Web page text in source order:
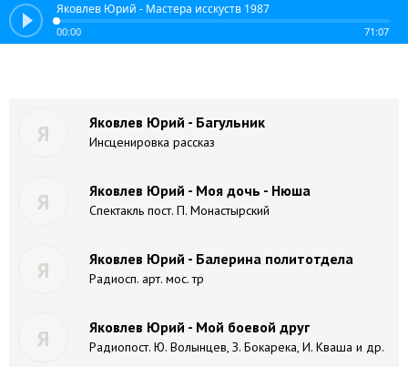
Яковлев Юрий - Мастера исскуств 1987
00:00 71:07
Я Яковлев Юрий - Багульник
Инсценировка рассказ
Я Яковлев Юрий - Моя дочь - Нюша
Спектакль пост. П. Монастырский
Я Яковлев Юрий - Балерина политотдела
Радиосп. арт. мос. тр
Я Яковлев Юрий - Мой боевой друг
Радиопост. Ю. Волынцев, З. Бокарека, И. Кваша и др.